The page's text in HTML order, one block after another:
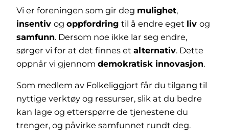
Vi er foreningen som gir deg mulighet,
insentiv og oppfordring til å endre eget liv og
samfunn. Dersom noe ikke lar seg endre,
sørger vi for at det finnes et alternativ. Dette
oppnår vi gjennom demokratisk innovasjon.
Som medlem av Folkeliggjort får du tilgang til
nyttige verktøy og ressurser, slik at du bedre
kan lage og etterspørre de tjenestene du
trenger, og påvirke samfunnet rundt deg.